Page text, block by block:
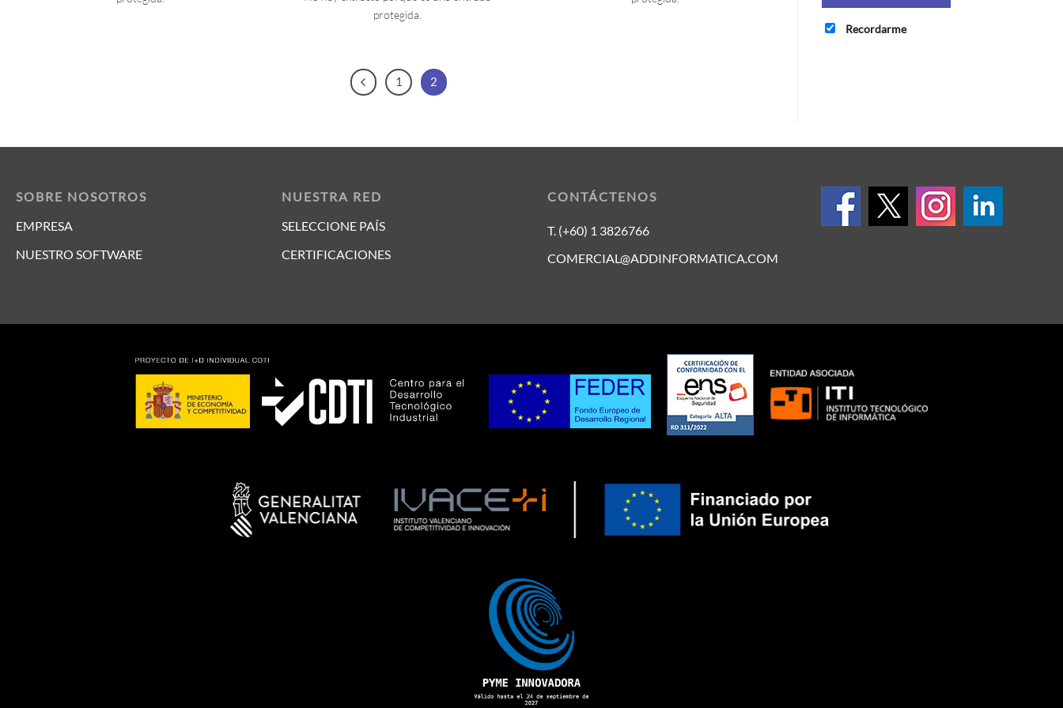
protegida.
1 2
Recordarme
SOBRE NOSOTROS
EMPRESA
NUESTRO SOFTWARE
NUESTRA RED
SELECCIONE PAÍS
CERTIFICACIONES
CONTÁCTENOS
T. (+60) 1 3826766
COMERCIAL@ADDINFORMATICA.COM